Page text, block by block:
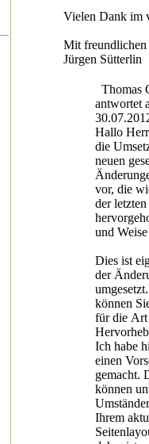
Vielen Dank im
Mit freundlichen
Jürgen Sütterlin
Thomas
antwortet
Hallo
die
neuen
vor, die
der
und
Dies ist
der
können
für die Art
Ich habe
einen
gemacht.
können
Ihrem